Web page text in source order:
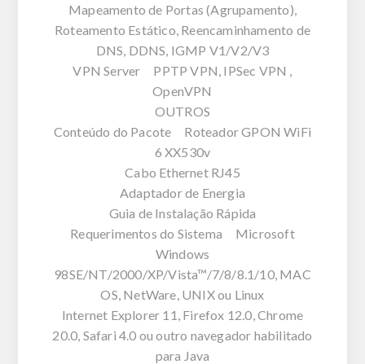
Mapeamento de Portas (Agrupamento),
Roteamento Estático, Reencaminhamento de
DNS, DDNS, IGMP V1/V2/V3
VPN Server PPTP VPN, IPSec VPN ,
OpenVPN
OUTROS
Conteúdo do Pacote Roteador GPON WiFi
6 XX530v
Cabo Ethernet RJ45
Adaptador de Energia
Guia de Instalação Rápida
Requerimentos do Sistema Microsoft
Windows
98SE/NT/2000/XP/Vista™/7/8/8.1/10, MAC
OS, NetWare, UNIX ou Linux
Internet Explorer 11, Firefox 12.0, Chrome
20.0, Safari 4.0 ou outro navegador habilitado
para Java